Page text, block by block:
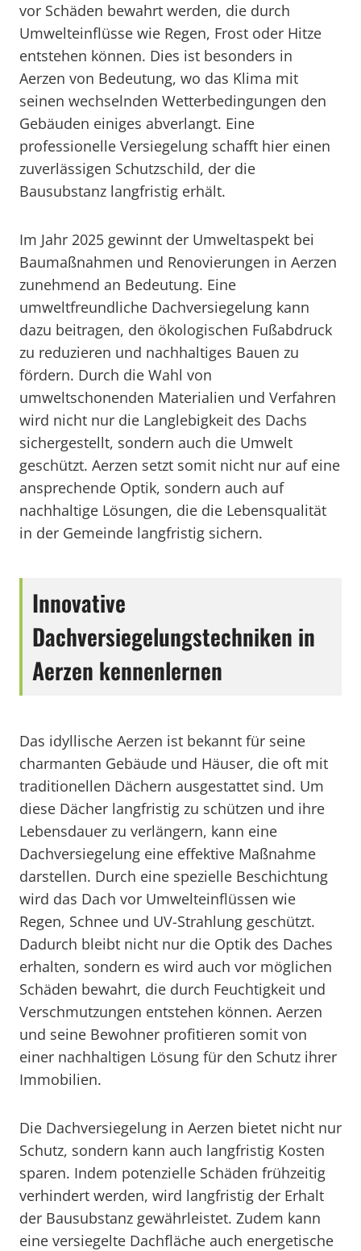
vor Schäden bewahrt werden, die durch
Umwelteinflüsse wie Regen, Frost oder Hitze
entstehen können. Dies ist besonders in
Aerzen von Bedeutung, wo das Klima mit
seinen wechselnden Wetterbedingungen den
Gebäuden einiges abverlangt. Eine
professionelle Versiegelung schafft hier einen
zuverlässigen Schutzschild, der die
Bausubstanz langfristig erhält.
Im Jahr 2025 gewinnt der Umweltaspekt bei
Baumaßnahmen und Renovierungen in Aerzen
zunehmend an Bedeutung. Eine
umweltfreundliche Dachversiegelung kann
dazu beitragen, den ökologischen Fußabdruck
zu reduzieren und nachhaltiges Bauen zu
fördern. Durch die Wahl von
umweltschonenden Materialien und Verfahren
wird nicht nur die Langlebigkeit des Dachs
sichergestellt, sondern auch die Umwelt
geschützt. Aerzen setzt somit nicht nur auf eine
ansprechende Optik, sondern auch auf
nachhaltige Lösungen, die die Lebensqualität
in der Gemeinde langfristig sichern.
Innovative
Dachversiegelungstechniken in
Aerzen kennenlernen
Das idyllische Aerzen ist bekannt für seine
charmanten Gebäude und Häuser, die oft mit
traditionellen Dächern ausgestattet sind. Um
diese Dächer langfristig zu schützen und ihre
Lebensdauer zu verlängern, kann eine
Dachversiegelung eine effektive Maßnahme
darstellen. Durch eine spezielle Beschichtung
wird das Dach vor Umwelteinflüssen wie
Regen, Schnee und UV-Strahlung geschützt.
Dadurch bleibt nicht nur die Optik des Daches
erhalten, sondern es wird auch vor möglichen
Schäden bewahrt, die durch Feuchtigkeit und
Verschmutzungen entstehen können. Aerzen
und seine Bewohner profitieren somit von
einer nachhaltigen Lösung für den Schutz ihrer
Immobilien.
Die Dachversiegelung in Aerzen bietet nicht nur
Schutz, sondern kann auch langfristig Kosten
sparen. Indem potenzielle Schäden frühzeitig
verhindert werden, wird langfristig der Erhalt
der Bausubstanz gewährleistet. Zudem kann
eine versiegelte Dachfläche auch energetische